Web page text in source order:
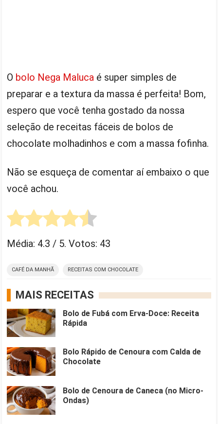
O bolo Nega Maluca é super simples de
preparar e a textura da massa é perfeita! Bom,
espero que você tenha gostado da nossa
seleção de receitas fáceis de bolos de
chocolate molhadinhos e com a massa fofinha.
Não se esqueça de comentar aí embaixo o que
você achou.
Média: 4.3 / 5. Votos: 43
CAFÉ DA MANHÃ RECEITAS COM CHOCOLATE
MAIS RECEITAS
Bolo de Fubá com Erva-Doce: Receita
Rápida
Bolo Rápido de Cenoura com Calda de
Chocolate
Bolo de Cenoura de Caneca (no Micro-
Ondas)